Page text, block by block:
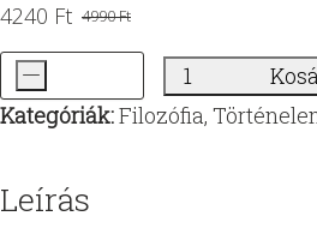
4990Ft
Original
price
was:
4990 Ft.
4240 Ft
Current
price
is:
4240 Ft.
Az
eurázsiai
mennyiség
-
Kategóriák:Filozófia,
Leírás